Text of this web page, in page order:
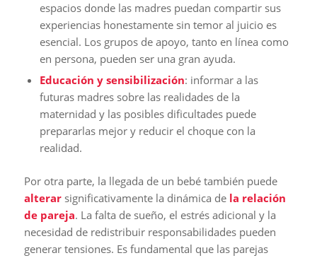
espacios donde las madres puedan compartir sus
experiencias honestamente sin temor al juicio es
esencial. Los grupos de apoyo, tanto en línea como
en persona, pueden ser una gran ayuda.
Educación y sensibilización: informar a las
futuras madres sobre las realidades de la
maternidad y las posibles dificultades puede
prepararlas mejor y reducir el choque con la
realidad.
Por otra parte, la llegada de un bebé también puede
alterarsignificativamente la dinámica de la relación
de pareja. La falta de sueño, el estrés adicional y la
necesidad de redistribuir responsabilidades pueden
generar tensiones. Es fundamental que las parejas